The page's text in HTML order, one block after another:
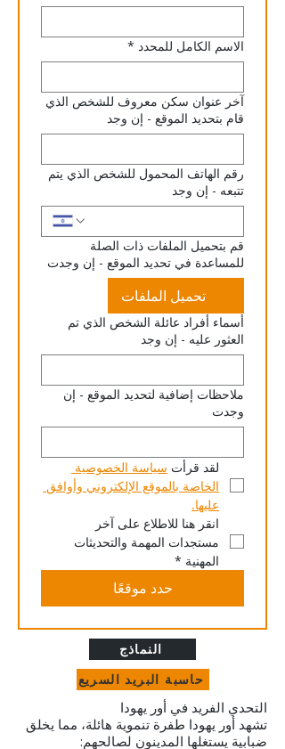
الاسم الكامل للمحدد *
آخر عنوان سكن معروف للشخص الذي
قام بتحديد الموقع - إن وجد
رقم الهاتف المحمول للشخص الذي يتم
تتبعه - إن وجد
قم بتحميل الملفات ذات الصلة
للمساعدة في تحديد الموقع - إن وجدت
تحميل الملفات
أسماء أفراد عائلة الشخص الذي تم
العثور عليه - إن وجد
ملاحظات إضافية لتحديد الموقع - إن
وجدت
لقد قرأت
عليها.
المهنية *
حدد موقعًا
النماذج
حاسبة البريد السريع
التحدي الفريد في أور يهودا
تشهد أور يهودا طفرة تنموية هائلة، مما يخلق
ضبابية يستغلها المدينون لصالحهم: